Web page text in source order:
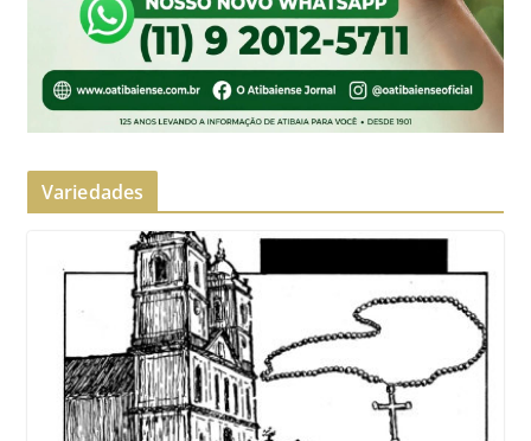
Variedades